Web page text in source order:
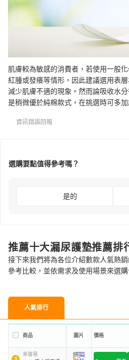
肌膚較為敏感的消費者，若使用一般
紅腫或發癢等情形，因此建議選用表
減少肌膚不適的現象。然而論吸收水
是稍微優於純棉款式，在挑選時可多
資訊錯誤回報
選購要點值得參考嗎？
是的
推薦十大漏尿護墊推薦排
接下來我們將為各位介紹數款人氣熱
參考比較，並依需求及使用場景來選購
人氣排行
商品 圖片 價格
1
來復易